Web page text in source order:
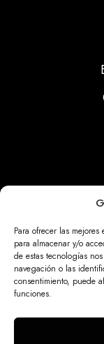
Para ofrecer las
para almacenar y/o
de estas tecnologías
navegación o las
consentimiento, puede
funciones.